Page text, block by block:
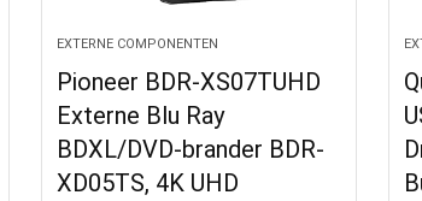
EXTERNE COMPONENTEN
Pioneer BDR-XS07TUHD
Externe Blu Ray
BDXL/DVD-brander BDR-
XD05TS, 4K UHD